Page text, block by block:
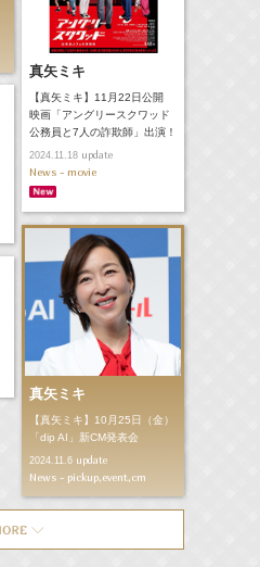
真矢ミキ
【真矢ミキ】11月22日公開
映画「アングリースクワッド
公務員と7人の詐欺師」出演！
2024.11.18update
News - movie
真矢ミキ
【真矢ミキ】10月25日（金）
「dip AI」新CM発表会
2024.11.6update
News - pickup,event,cm